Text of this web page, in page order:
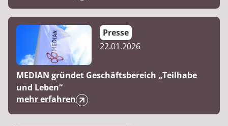
Presse
22.01.2026
MEDIAN gründet Geschäftsbereich „Teilhabe
und Leben“
mehr erfahren